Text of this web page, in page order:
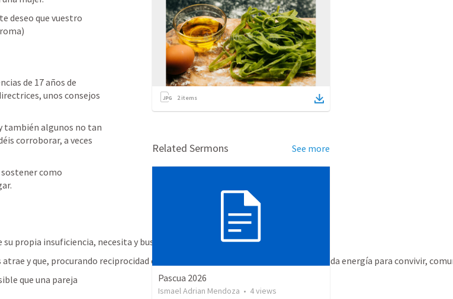
deseo que vuestro
de 17 años de
unos consejos
también algunos no tan
corroborar, a veces
como
propia insuficiencia, necesita y busca el encuentro y unión con otro ser.
y que, procurando reciprocidad en el deseo de unión, nos completa, alegra y da energía para convivir,
que una pareja
2items
Related Sermons See more
Pascua 2026
Ismael Adrian Mendoza • 4views